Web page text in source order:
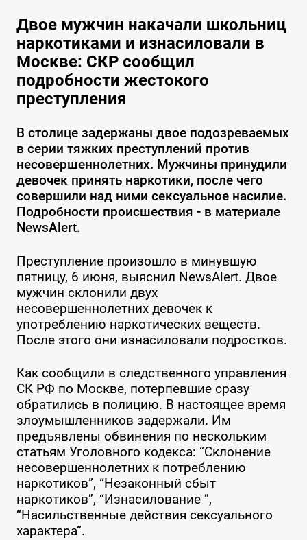
Двое мужчин накачали школьниц
наркотиками и изнасиловали в
Москве: СКР сообщил
подробности жестокого
преступления
В столице задержаны двое подозреваемых
в серии тяжких преступлений против
несовершеннолетних. Мужчины принудили
девочек принять наркотики, после чего
совершили над ними сексуальное насилие.
Подробности происшествия - в материале
NewsAlert.
Преступление произошло в минувшую
пятницу, 6 июня, выяснил NewsAlert. Двое
мужчин склонили двух
несовершеннолетних девочек к
употреблению наркотических веществ.
После этого они изнасиловали подростков.
Как сообщили в следственного управления
СК РФ по Москве, потерпевшие сразу
обратились в полицию. В настоящее время
злоумышленников задержали. Им
предъявлены обвинения по нескольким
статьям Уголовного кодекса: “Склонение
несовершеннолетних к потреблению
наркотиков”, “Незаконный сбыт
наркотиков”, “Изнасилование ”,
“Насильственные действия сексуального
характера”.